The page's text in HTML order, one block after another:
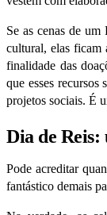
Se as cenas de um
cultural, elas ficam
finalidade das
que esses recursos
projetos sociais. É
Dia de Reis:
Pode acreditar
fantástico demais